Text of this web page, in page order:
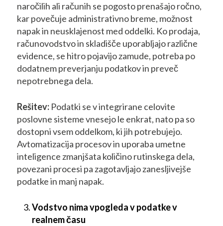
naročilih ali računih se pogosto prenašajo ročno,
kar povečuje administrativno breme, možnost
napak in neusklajenost med oddelki. Ko prodaja,
računovodstvo in skladišče uporabljajo različne
evidence, se hitro pojavijo zamude, potreba po
dodatnem preverjanju podatkov in preveč
nepotrebnega dela.
Rešitev: Podatki se v integrirane celovite
poslovne sisteme vnesejo le enkrat, nato pa so
dostopni vsem oddelkom, ki jih potrebujejo.
Avtomatizacija procesov in uporaba umetne
inteligence zmanjšata količino rutinskega dela,
povezani procesi pa zagotavljajo zanesljivejše
podatke in manj napak.
Vodstvo nima vpogleda v podatke v
realnem času